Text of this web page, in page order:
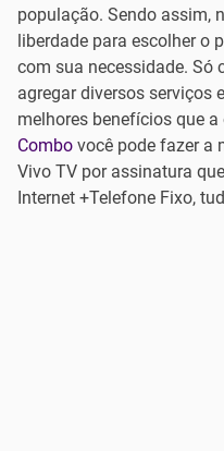
população. Sendo assim,
liberdade para escolher o
com sua necessidade. Só
agregar diversos serviços
melhores benefícios que
Combo você pode fazer a
Vivo TV por assinatura
Internet +Telefone Fixo,